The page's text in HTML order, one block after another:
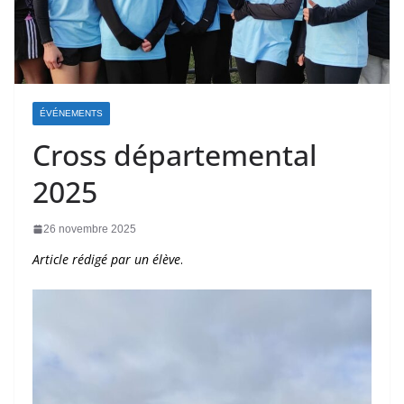
ÉVÉNEMENTS
Cross départemental
2025
26 novembre 2025
Article rédigé par un élève.